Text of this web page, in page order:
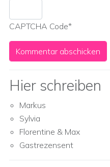
CAPTCHA Code*
Hier schreiben
Markus
Sylvia
Florentine & Max
Gastrezensent